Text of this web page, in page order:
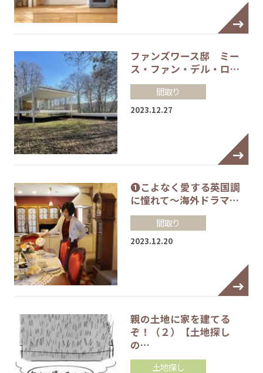
ファンズワース邸 ミー
ス・ファン・デル・ロ…
間取り
2023.12.27
❶こよなく愛する英国調
に憧れて～海外ドラマ…
間取り
2023.12.20
親の土地に家を建てる
ぞ！（２）【土地探し
の…
土地探し